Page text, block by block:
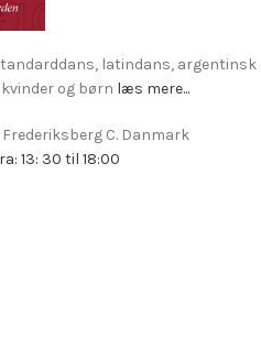
latindans, argentinsk
og børn læs mere...
Frederiksberg C. Danmark
13: 30 til 18:00